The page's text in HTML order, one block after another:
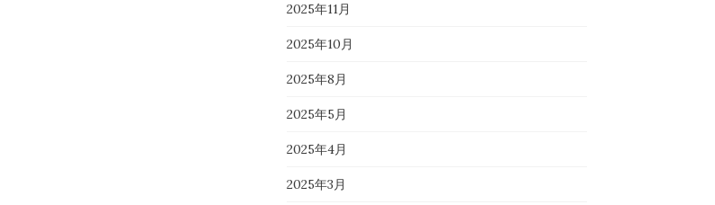
2025年11月
2025年10月
2025年8月
2025年5月
2025年4月
2025年3月